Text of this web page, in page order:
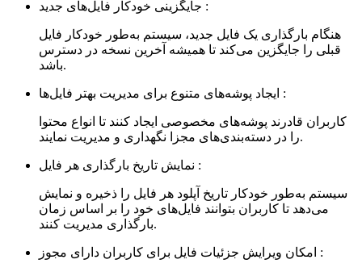
جایگزینی خودکار فایل‌های جدید :
هنگام بارگذاری یک فایل جدید، سیستم به‌طور خودکار فایل
قبلی را جایگزین می‌کند تا همیشه آخرین نسخه در دسترس
باشد.
ایجاد پوشه‌های متنوع برای مدیریت بهتر فایل‌ها :
کاربران قادرند پوشه‌های مخصوصی ایجاد کنند تا انواع محتوا
را در دسته‌بندی‌های مجزا نگهداری و مدیریت نمایند.
نمایش تاریخ بارگذاری هر فایل :
سیستم به‌طور خودکار تاریخ آپلود هر فایل را ذخیره و نمایش
می‌دهد تا کاربران بتوانند فایل‌های خود را بر اساس زمان
بارگذاری مدیریت کنند.
امکان ویرایش جزئیات فایل برای کاربران دارای مجوز :